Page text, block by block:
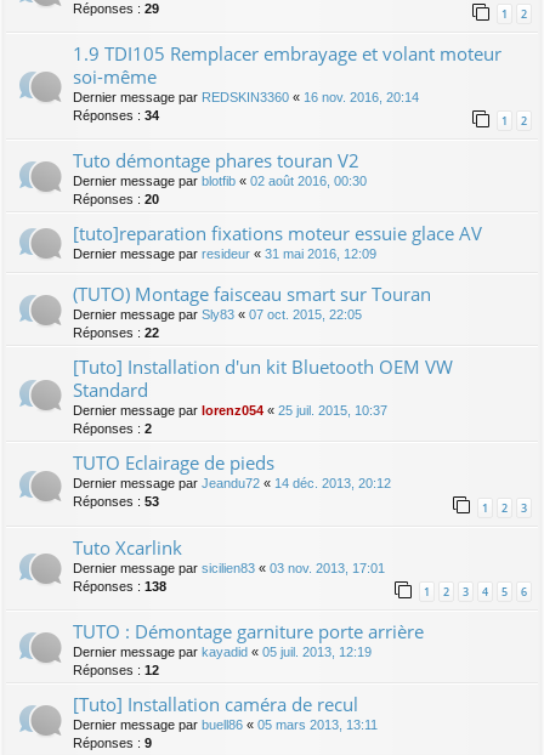
Réponses : 29 1 2
1.9 TDI105 Remplacer embrayage et volant moteur
soi-même
Dernier message par REDSKIN3360 « 16 nov. 2016, 20:14
Réponses : 34 1 2
Tuto démontage phares touran V2
Dernier message par blotfib « 02 août 2016, 00:30
Réponses : 20
[tuto]reparation fixations moteur essuie glace AV
Dernier message par resideur « 31 mai 2016, 12:09
(TUTO) Montage faisceau smart sur Touran
Dernier message par Sly83 « 07 oct. 2015, 22:05
Réponses : 22
[Tuto] Installation d'un kit Bluetooth OEM VW
Standard
Dernier message par lorenz054 « 25 juil. 2015, 10:37
Réponses : 2
TUTO Eclairage de pieds
Dernier message par Jeandu72 « 14 déc. 2013, 20:12
Réponses : 53 1 2 3
Tuto Xcarlink
Dernier message par sicilien83 « 03 nov. 2013, 17:01
Réponses : 138 1 2 3 4 5 6
TUTO : Démontage garniture porte arrière
Dernier message par kayadid « 05 juil. 2013, 12:19
Réponses : 12
[Tuto] Installation caméra de recul
Dernier message par buell86 « 05 mars 2013, 13:11
Réponses : 9